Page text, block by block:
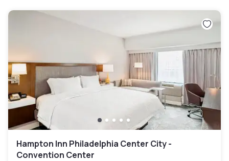
Hampton Inn Philadelphia Center City -
Convention Center